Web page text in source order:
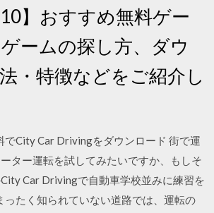
】おすすめ無料ゲー
ームの探し方、ダウ
・特徴などをご紹介し
でCity Car Drivingをダウンロード 街で運
ター運転を試してみたいですか、もしそ
Car Drivingで自動車学校並みに練習を
ったく知られていない道路では、運転の